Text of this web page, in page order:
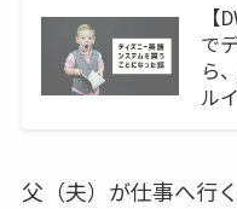
で
ら
ル
父（夫）が仕事へ行